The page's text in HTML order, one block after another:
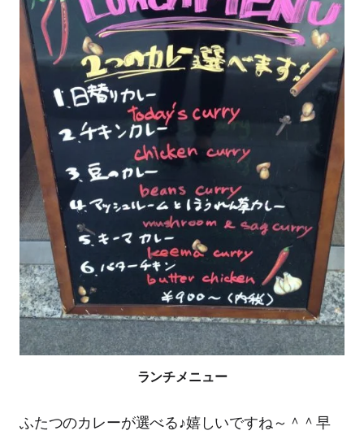
ランチメニュー
ふたつのカレーが選べる♪嬉しいですね～＾＾早